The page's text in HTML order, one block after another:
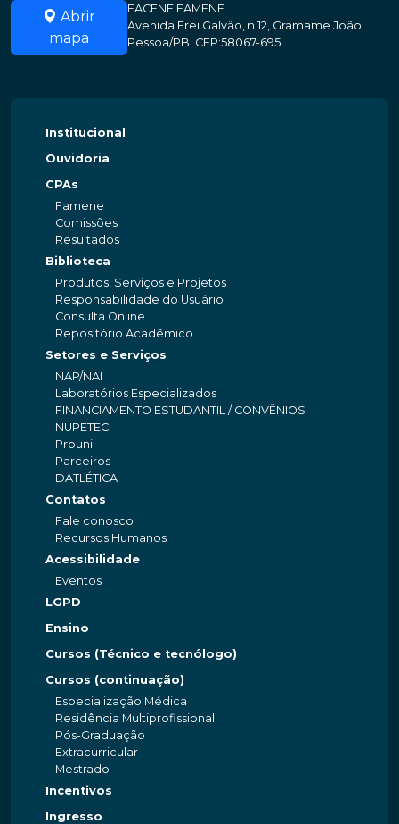
Abrir
mapa
FACENE FAMENE
Avenida Frei Galvão, n 12, Gramame João
Pessoa/PB. CEP:58067-695
Institucional
Ouvidoria
CPAs
Famene
Comissões
Resultados
Biblioteca
Produtos, Serviços e Projetos
Responsabilidade do Usuário
Consulta Online
Repositório Acadêmico
Setores e Serviços
NAP/NAI
Laboratórios Especializados
FINANCIAMENTO ESTUDANTIL / CONVÊNIOS
NUPETEC
Prouni
Parceiros
DATLÉTICA
Contatos
Fale conosco
Recursos Humanos
Acessibilidade
Eventos
LGPD
Ensino
Cursos (Técnico e tecnólogo)
Cursos (continuação)
Especialização Médica
Residência Multiprofissional
Pós-Graduação
Extracurricular
Mestrado
Incentivos
Ingresso